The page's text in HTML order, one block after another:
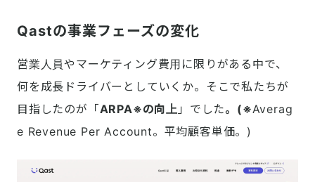
Qastの事業フェーズの変化
営業人員やマーケティング費用に限りがある中で、
何を成長ドライバーとしていくか。そこで私たちが
目指したのが「ARPA※の向上 」でした。(※Averag
e Revenue Per Account。平均顧客単価。)